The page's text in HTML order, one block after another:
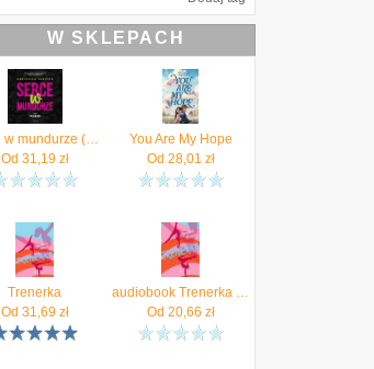
W SKLEPACH
Serce w mundurze (MP3)
Od 31,19 zł
You Are My Hope
Od 28,01 zł
Trenerka
Od 31,69 zł
audiobook Trenerka - Agnieszka Karecka
Od 20,66 zł